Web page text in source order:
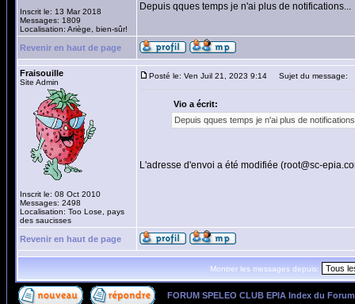
Inscrit le: 13 Mar 2018
Messages: 1809
Localisation: Ariège, bien-sûr!
Depuis qques temps je n'ai plus de notifications...
Revenir en haut de page
Fraisouille
Site Admin
Inscrit le: 08 Oct 2010
Messages: 2498
Localisation: Too Lose, pays
des saucisses
Posté le: Ven Juil 21, 2023 9:14 Sujet du message:
Vio a écrit:
Depuis qques temps je n'ai plus de
L'adresse d'envoi a été modifiée (root@sc-
Revenir en haut de page
Montrer les messages depuis:
FORUM SPELEO CLUB EPIA Index du Forum